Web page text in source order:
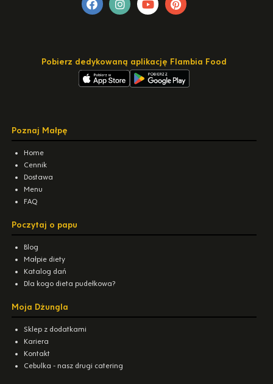
Pobierz dedykowaną aplikację Flambia Food
Poznaj Małpę
Home
Cennik
Dostawa
Menu
FAQ
Poczytaj o papu
Blog
Małpie diety
Katalog dań
Dla kogo dieta pudełkowa?
Moja Dżungla
Sklep z dodatkami
Kariera
Kontakt
Cebulka - nasz drugi catering